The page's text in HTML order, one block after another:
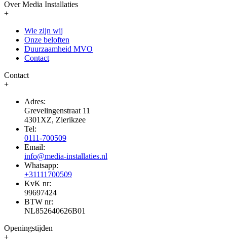
Over Media Installaties
+
Wie zijn wij
Onze beloften
Duurzaamheid MVO
Contact
Contact
+
Adres:
Grevelingenstraat 11
4301XZ, Zierikzee
Tel:
0111-700509
Email:
info@media-installaties.nl
Whatsapp:
+31111700509
KvK nr:
99697424
BTW nr:
NL852640626B01
Openingstijden
+